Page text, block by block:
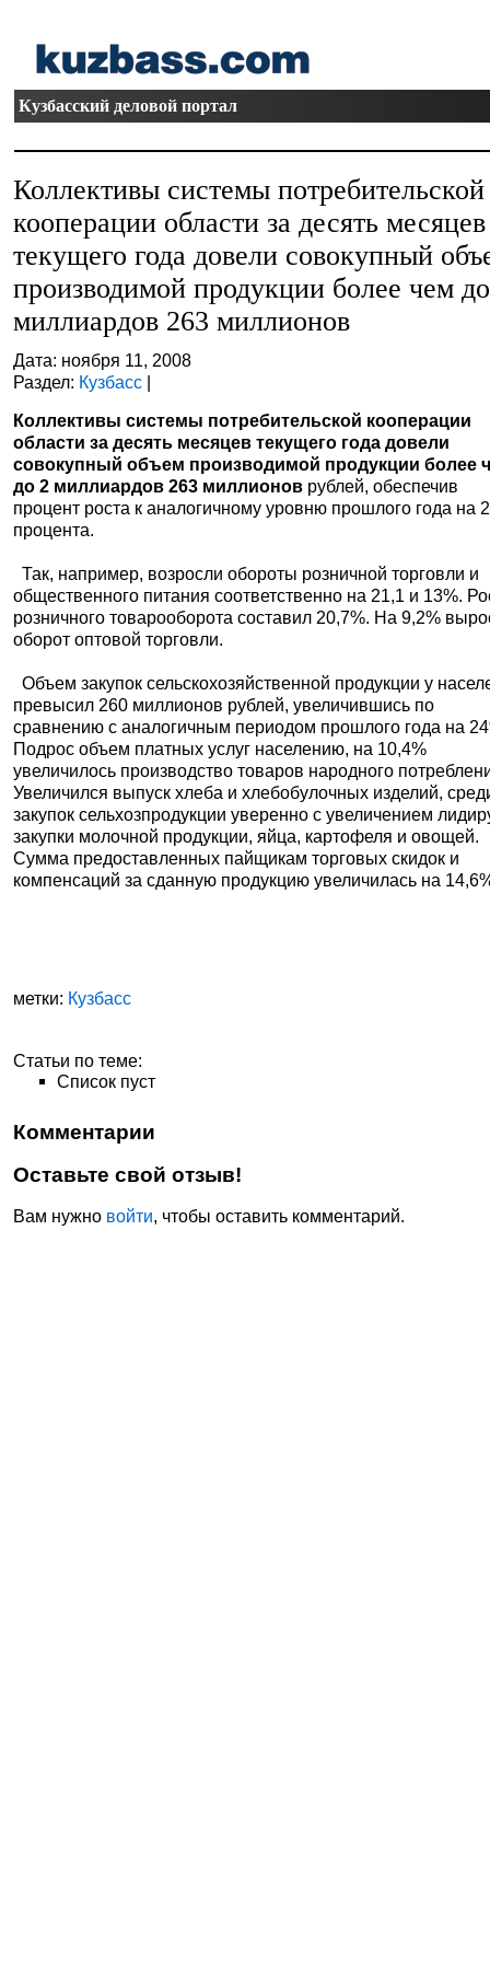
Кузбасский деловой портал
Коллективы системы потребительской
кооперации области за десять месяцев
текущего года довели совокупный
производимой продукции более чем
миллиардов 263 миллионов
Дата: ноября 11, 2008
Раздел: Кузбасс |
Коллективы системы потребительской кооперации
области за десять месяцев текущего года довели
совокупный объем производимой продукции более
до 2 миллиардов 263 миллионов рублей, обеспечив
процент роста к аналогичному уровню прошлого года на
процента.
Так, например, возросли обороты розничной торговли и
общественного питания соответственно на 21,1 и 13%.
розничного товарооборота составил 20,7%. На 9,2%
оборот оптовой торговли.
Объем закупок сельскохозяйственной продукции у
превысил 260 миллионов рублей, увеличившись по
сравнению с аналогичным периодом прошлого года на
Подрос объем платных услуг населению, на 10,4%
увеличилось производство товаров народного
Увеличился выпуск хлеба и хлебобулочных изделий,
закупок сельхозпродукции уверенно с увеличением
закупки молочной продукции, яйца, картофеля и овощей.
Сумма предоставленных пайщикам торговых скидок и
компенсаций за сданную продукцию увеличилась на
метки: Кузбасс
Статьи по теме:
Список пуст
Комментарии
Оставьте свой отзыв!
Вам нужно войти, чтобы оставить комментарий.